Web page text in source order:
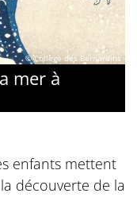
© Collège des Bernardins
mer à
enfants mettent
découverte de la